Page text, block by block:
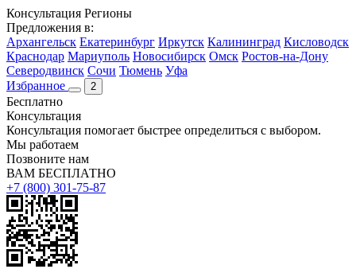
Консультация Регионы
Предложения в:
Архангельск Екатеринбург Иркутск Калининград Кисловодск
Краснодар Мариуполь Новосибирск Омск Ростов-на-Дону
Северодвинск Сочи Тюмень Уфа
Избранное
2
Бесплатно
Консультация
Консультация помогает быстрее определиться с выбором.
Мы работаем
Позвоните нам
ВАМ БЕСПЛАТНО
+7 (800) 301-75-87